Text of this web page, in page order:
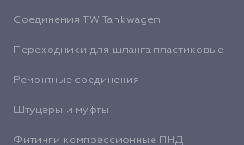
Соединения TW Tankwagen
Переходники для шланга пластиковые
Ремонтные соединения
Штуцеры и муфты
Фитинги компрессионные ПНД